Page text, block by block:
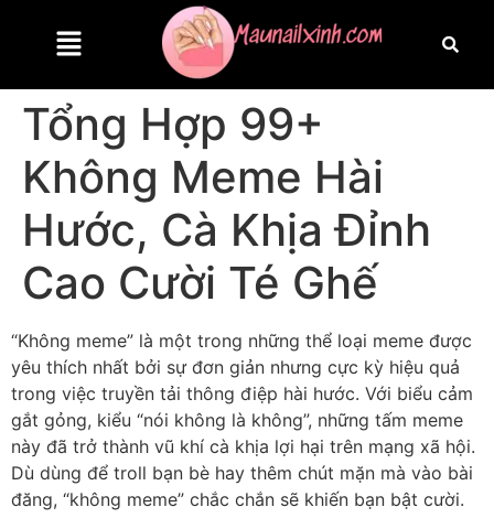
Tổng Hợp 99+
Không Meme Hài
Hước, Cà Khịa Đỉnh
Cao Cười Té Ghế
“Không meme” là một trong những thể loại meme được
yêu thích nhất bởi sự đơn giản nhưng cực kỳ hiệu quả
trong việc truyền tải thông điệp hài hước. Với biểu cảm
gắt gỏng, kiểu “nói không là không”, những tấm meme
này đã trở thành vũ khí cà khịa lợi hại trên mạng xã hội.
Dù dùng để troll bạn bè hay thêm chút mặn mà vào bài
đăng, “không meme” chắc chắn sẽ khiến bạn bật cười.